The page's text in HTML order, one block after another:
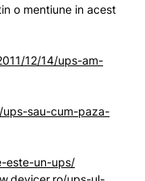
o mentiune in acest
12/14/ups-am-
sau-cum-paza-
este-un-ups/